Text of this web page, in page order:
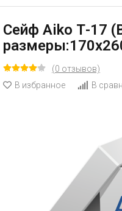
Сейф Aiko Т-17
(0 отзывов)
В избранное
В